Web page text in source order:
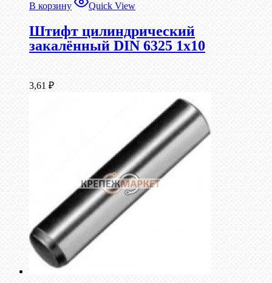
В корзину Quick View
Штифт цилиндрический
закалённый DIN 6325 1х10
3,61 ₽